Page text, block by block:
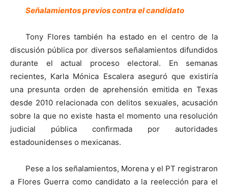
Señalamientos previos contra el candidato
Tony Flores también ha estado en el centro de la
discusión pública por diversos señalamientos difundidos
durante el actual proceso electoral. En semanas
recientes, Karla Mónica Escalera aseguró que existiría
una presunta orden de aprehensión emitida en Texas
desde 2010 relacionada con delitos sexuales, acusación
sobre la que no existe hasta el momento una resolución
judicial pública confirmada por autoridades
estadounidenses o mexicanas.
Pese a los señalamientos, Morena y el PT registraron
a Flores Guerra como candidato a la reelección para el